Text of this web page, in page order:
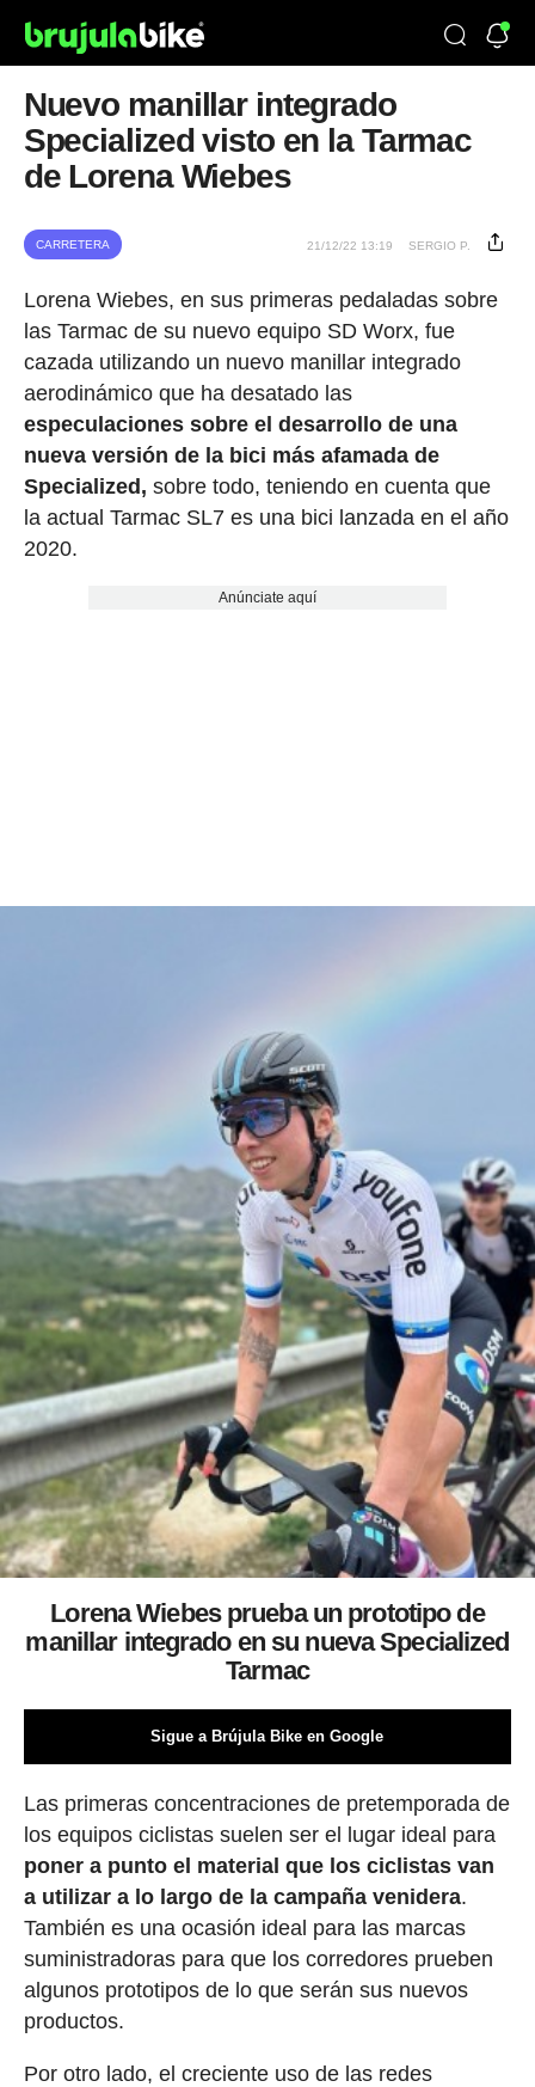
Nuevo manillar integrado
Specialized visto en la Tarmac
de Lorena Wiebes
CARRETERA 21/12/22 13:19 SERGIO P.
Lorena Wiebes, en sus primeras pedaladas sobre
las Tarmac de su nuevo equipo SD Worx, fue
cazada utilizando un nuevo manillar integrado
aerodinámico que ha desatado las
especulaciones sobre el desarrollo de una
nueva versión de la bici más afamada de
Specialized, sobre todo, teniendo en cuenta que
la actual Tarmac SL7 es una bici lanzada en el año
2020.
Anúnciate aquí
Lorena Wiebes prueba un prototipo de
manillar integrado en su nueva Specialized
Tarmac
Sigue a Brújula Bike en Google
Las primeras concentraciones de pretemporada de
los equipos ciclistas suelen ser el lugar ideal para
poner a punto el material que los ciclistas van
a utilizar a lo largo de la campaña venidera.
También es una ocasión ideal para las marcas
suministradoras para que los corredores prueben
algunos prototipos de lo que serán sus nuevos
productos.
Por otro lado, el creciente uso de las redes